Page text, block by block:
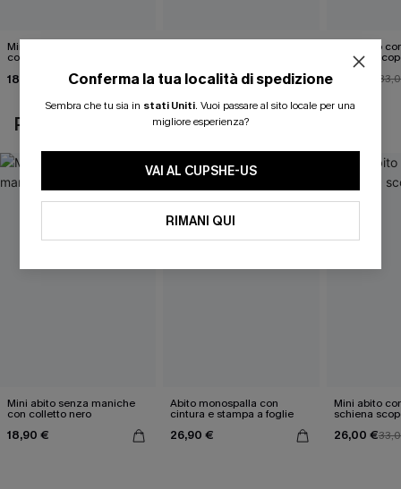
Mini abito senza maniche
con colletto nero
18,90 € 26,90 €
Mini abito
schiena
POTREBBE INTERESSARTI ANCHE
Mini abito senza maniche
con colletto nero
18,90 €
Abito monospalla con
cintura e stampa a foglie
26,90 €
Mini abito
schiena
26,00 €
Conferma la tua località di spedizione
Sembra che tu sia in stati Uniti. Vuoi passare al sito locale per una
migliore esperienza?
VAI AL CUPSHE-US
RIMANI QUI